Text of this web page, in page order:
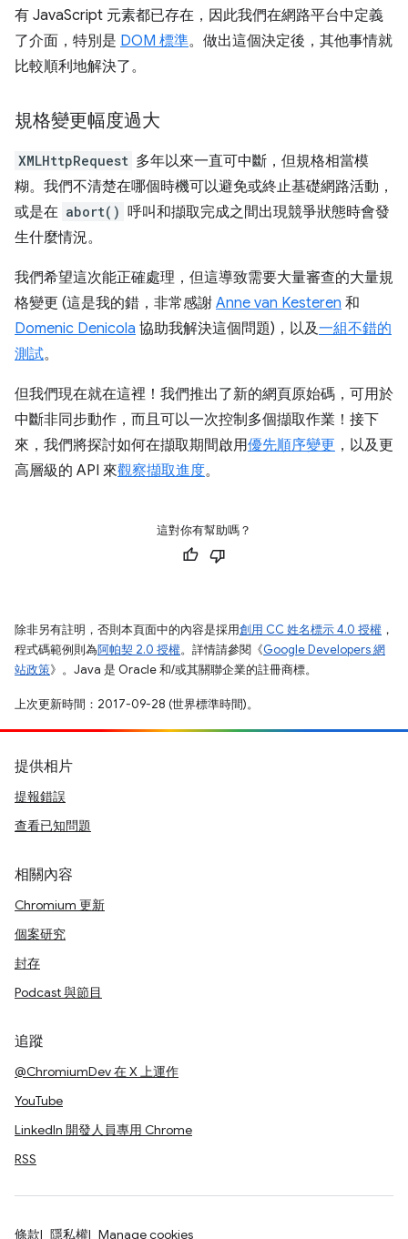
有 JavaScript 元素都已存在，因此我們在網路平台中定義
了介面，特別是 DOM 標準。做出這個決定後，其他事情就
比較順利地解決了。
規格變更幅度過大
XMLHttpRequest 多年以來一直可中斷，但規格相當模
糊。我們不清楚在哪個時機可以避免或終止基礎網路活動，
或是在 abort() 呼叫和擷取完成之間出現競爭狀態時會發
生什麼情況。
我們希望這次能正確處理，但這導致需要大量審查的大量規
格變更 (這是我的錯，非常感謝 Anne van Kesteren 和
Domenic Denicola 協助我解決這個問題)，以及一組不錯的
測試。
但我們現在就在這裡！我們推出了新的網頁原始碼，可用於
中斷非同步動作，而且可以一次控制多個擷取作業！接下
來，我們將探討如何在擷取期間啟用優先順序變更 ，以及更
高層級的 API 來觀察擷取進度。
這對你有幫助嗎？
除非另有註明，否則本頁面中的內容是採用創用 CC 姓名標示 4.0 授權 ，
程式碼範例則為阿帕契 2.0 授權。詳情請參閱《Google Developers 網
站政策》。Java 是 Oracle 和/或其關聯企業的註冊商標。
上次更新時間：2017-09-28 (世界標準時間)。
提供相片
提報錯誤
查看已知問題
相關內容
Chromium 更新
個案研究
封存
Podcast 與節目
追蹤
@ChromiumDev 在 X 上運作
YouTube
LinkedIn 開發人員專用 Chrome
RSS
條款 隱私權 Manage cookies